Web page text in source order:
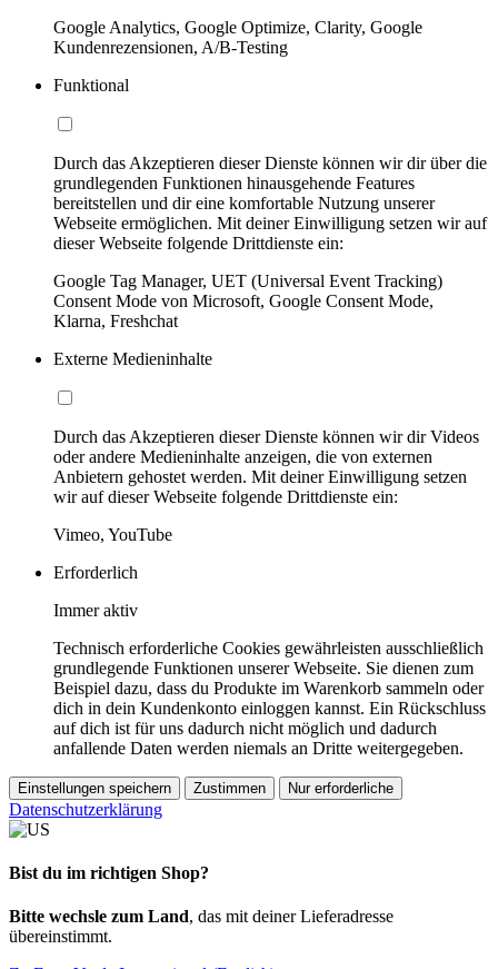
Google Analytics, Google Optimize, Clarity, Google
Kundenrezensionen, A/B-Testing
Funktional
Durch das Akzeptieren dieser Dienste können wir dir über die
grundlegenden Funktionen hinausgehende Features
bereitstellen und dir eine komfortable Nutzung unserer
Webseite ermöglichen. Mit deiner Einwilligung setzen wir auf
dieser Webseite folgende Drittdienste ein:
Google Tag Manager, UET (Universal Event Tracking)
Consent Mode von Microsoft, Google Consent Mode,
Klarna, Freshchat
Externe Medieninhalte
Durch das Akzeptieren dieser Dienste können wir dir Videos
oder andere Medieninhalte anzeigen, die von externen
Anbietern gehostet werden. Mit deiner Einwilligung setzen
wir auf dieser Webseite folgende Drittdienste ein:
Vimeo, YouTube
Erforderlich
Immer aktiv
Technisch erforderliche Cookies gewährleisten ausschließlich
grundlegende Funktionen unserer Webseite. Sie dienen zum
Beispiel dazu, dass du Produkte im Warenkorb sammeln oder
dich in dein Kundenkonto einloggen kannst. Ein Rückschluss
auf dich ist für uns dadurch nicht möglich und dadurch
anfallende Daten werden niemals an Dritte weitergegeben.
Einstellungen speichern Zustimmen Nur erforderliche
Datenschutzerklärung
Bist du im richtigen Shop?
Bitte wechsle zum Land, das mit deiner Lieferadresse
übereinstimmt.